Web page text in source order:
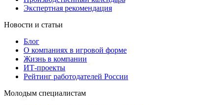
Экспертная рекомендация
Новости и статьи
Блог
О компаниях в игровой форме
Жизнь в компании
ИТ-проекты
Рейтинг работодателей России
Молодым специалистам